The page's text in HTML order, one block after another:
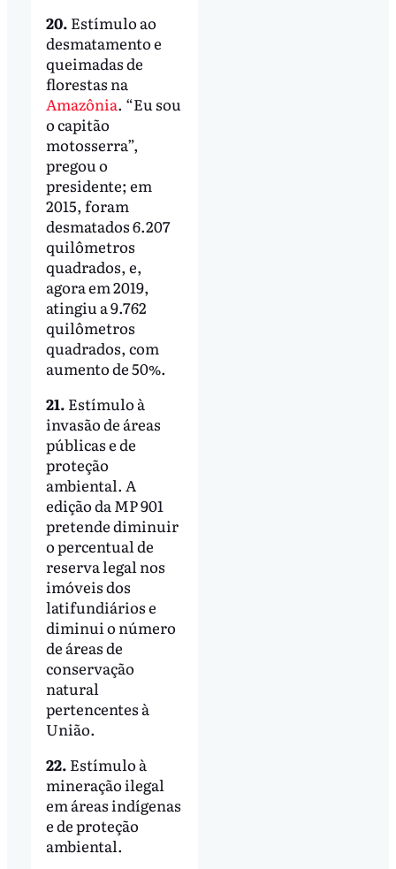
20. Estímulo ao
desmatamento e
queimadas de
florestas na
Amazônia. “Eu sou
o capitão
motosserra”,
pregou o
presidente; em
2015, foram
desmatados 6.207
quilômetros
quadrados, e,
agora em 2019,
atingiu a 9.762
quilômetros
quadrados, com
aumento de 50%.
21. Estímulo à
invasão de áreas
públicas e de
proteção
ambiental. A
edição da MP 901
pretende diminuir
o percentual de
reserva legal nos
imóveis dos
latifundiários e
diminui o número
de áreas de
conservação
natural
pertencentes à
União.
22. Estímulo à
mineração ilegal
em áreas indígenas
e de proteção
ambiental.